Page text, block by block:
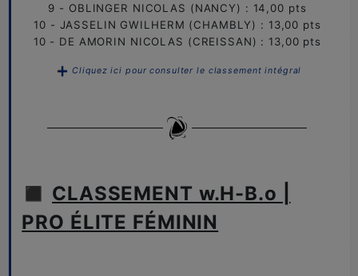
9 - OBLINGER NICOLAS (NANCY) : 14,00 pts
10 - JASSELIN GWILHERM (CHAMBLY) : 13,00 pts
10 - DE AMORIN NICOLAS (CREISSAN) : 13,00 pts
Cliquez ici pour consulter le classement intégral
◼️ CLASSEMENT w.H-B.o |
PRO ÉLITE FÉMININ